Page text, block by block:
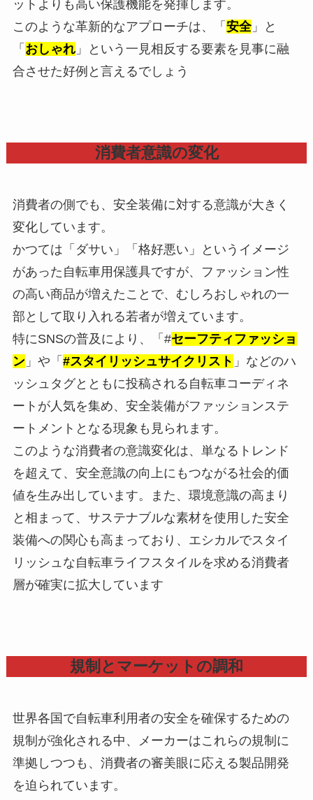
ットよりも高い保護機能を発揮します。
このような革新的なアプローチは、「 安全」と
「 おしゃれ」という一見相反する要素を見事に融
合させた好例と言えるでしょう
消費者意識の変化
消費者の側でも、安全装備に対する意識が大きく
変化しています。
かつては「ダサい」「格好悪い」というイメージ
があった自転車用保護具ですが、ファッション性
の高い商品が増えたことで、むしろおしゃれの一
部として取り入れる若者が増えています。
特にSNSの普及により、「#セーフティファッショ
ン」や「 #スタイリッシュサイクリスト 」などのハ
ッシュタグとともに投稿される自転車コーディネ
ートが人気を集め、安全装備がファッションステ
ートメントとなる現象も見られます。
このような消費者の意識変化は、単なるトレンド
を超えて、安全意識の向上にもつながる社会的価
値を生み出しています。また、環境意識の高まり
と相まって、サステナブルな素材を使用した安全
装備への関心も高まっており、エシカルでスタイ
リッシュな自転車ライフスタイルを求める消費者
層が確実に拡大しています
規制とマーケットの調和
世界各国で自転車利用者の安全を確保するための
規制が強化される中、メーカーはこれらの規制に
準拠しつつも、消費者の審美眼に応える製品開発
を迫られています。